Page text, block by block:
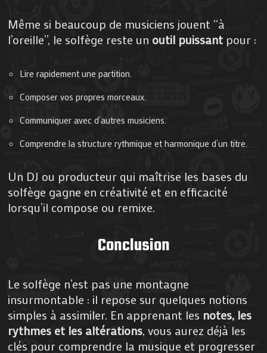
Même si beaucoup de musiciens jouent “à
l’oreille”, le solfège reste un outil puissant pour :
Lire rapidement une partition.
Composer vos propres morceaux.
Communiquer avec d’autres musiciens.
Comprendre la structure rythmique et harmonique d’un titre.
Un DJ ou producteur qui maîtrise les bases du
solfège gagne en créativité et en efficacité
lorsqu’il compose ou remixe.
Conclusion
Le solfège n’est pas une montagne
insurmontable : il repose sur quelques notions
simples à assimiler. En apprenant les notes, les
rythmes et les altérations, vous aurez déjà les
clés pour comprendre la musique et progresser